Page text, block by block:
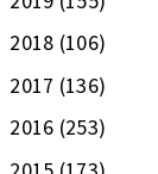
2018 (106)
2017 (136)
2016 (253)